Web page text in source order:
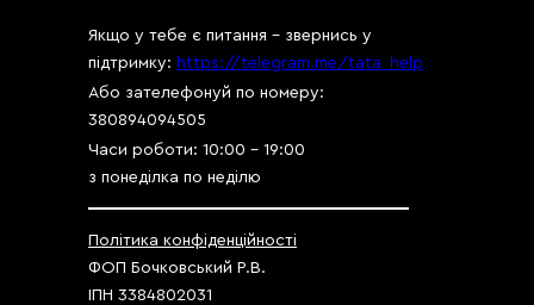
Політика конфіденційності
ФОП Бочковський Р.В.
ІПН 3384802031
Якщо у тебе є питання - звернись у
підтримку: https://telegram.me/tata_help
Часи роботи: 10:00 - 19:00
з понеділка по неділю
Або зателефонуй по номеру:
380894094505